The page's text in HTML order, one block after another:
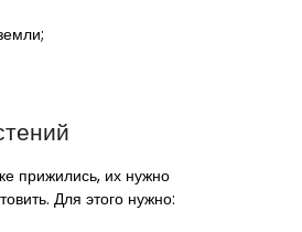
прижились, их нужно
Для этого нужно: